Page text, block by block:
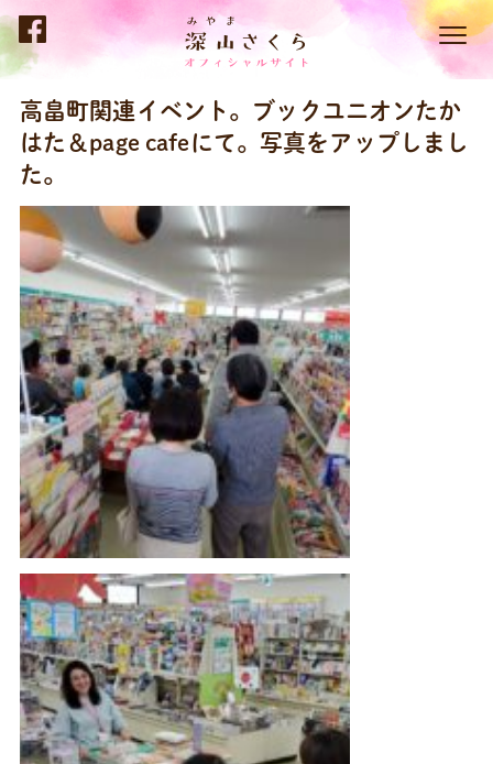
高畠町関連イベント。ブックユニオンたか
はた＆page cafeにて。写真をアップしまし
た。